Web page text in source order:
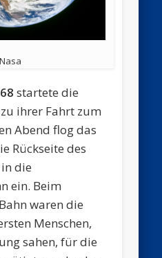
Nasa
startete die
ihrer Fahrt zum
Abend flog das
Rückseite des
die
ein. Beim
waren die
Menschen,
sahen, für die